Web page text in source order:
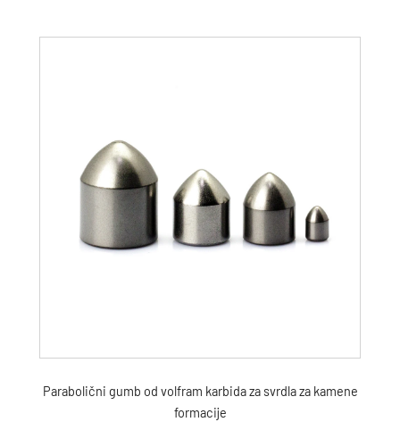
Parabolični gumb od volfram karbida za svrdla za kamene
formacije